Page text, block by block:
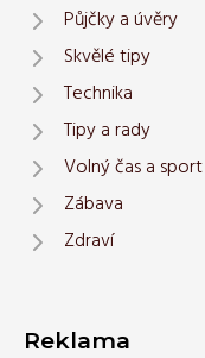
Půjčky a úvěry
Skvělé tipy
Technika
Tipy a rady
Volný čas a sport
Zábava
Zdraví
Reklama